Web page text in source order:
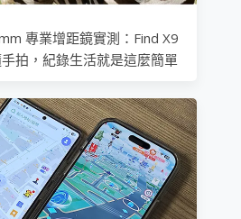
專業增距鏡實測：Find X9
拍，紀錄生活就是這麼簡單